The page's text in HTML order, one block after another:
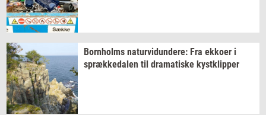
Born­holms na­tur­vi­dun­de­re: Fra ek­ko­er i
spræk­ke­da­len til dra­ma­ti­ske kyst­klip­per